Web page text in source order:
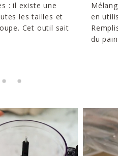
: il existe une
les tailles et
Cet outil sait
en
du